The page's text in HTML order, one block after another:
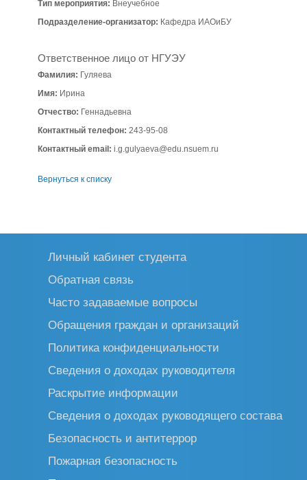
Тип мероприятия: Внеучебное
Подразделение-организатор: Кафедра ИАОиБУ
Ответственное лицо от НГУЭУ
Фамилия: Гуляева
Имя: Ирина
Отчество: Геннадьевна
Контактный телефон: 243-95-08
Контактный email: i.g.gulyaeva@edu.nsuem.ru
Вернуться к списку
Личный кабинет студента
Обратная связь
Часто задаваемые вопросы
Обращения граждан и организаций
Политика конфиденциальности
Сведения о доходах руководителя
Раскрытие информации
Сведения о доходах руководящего состава
Безопасность и антитеррор
Пожарная безопасность